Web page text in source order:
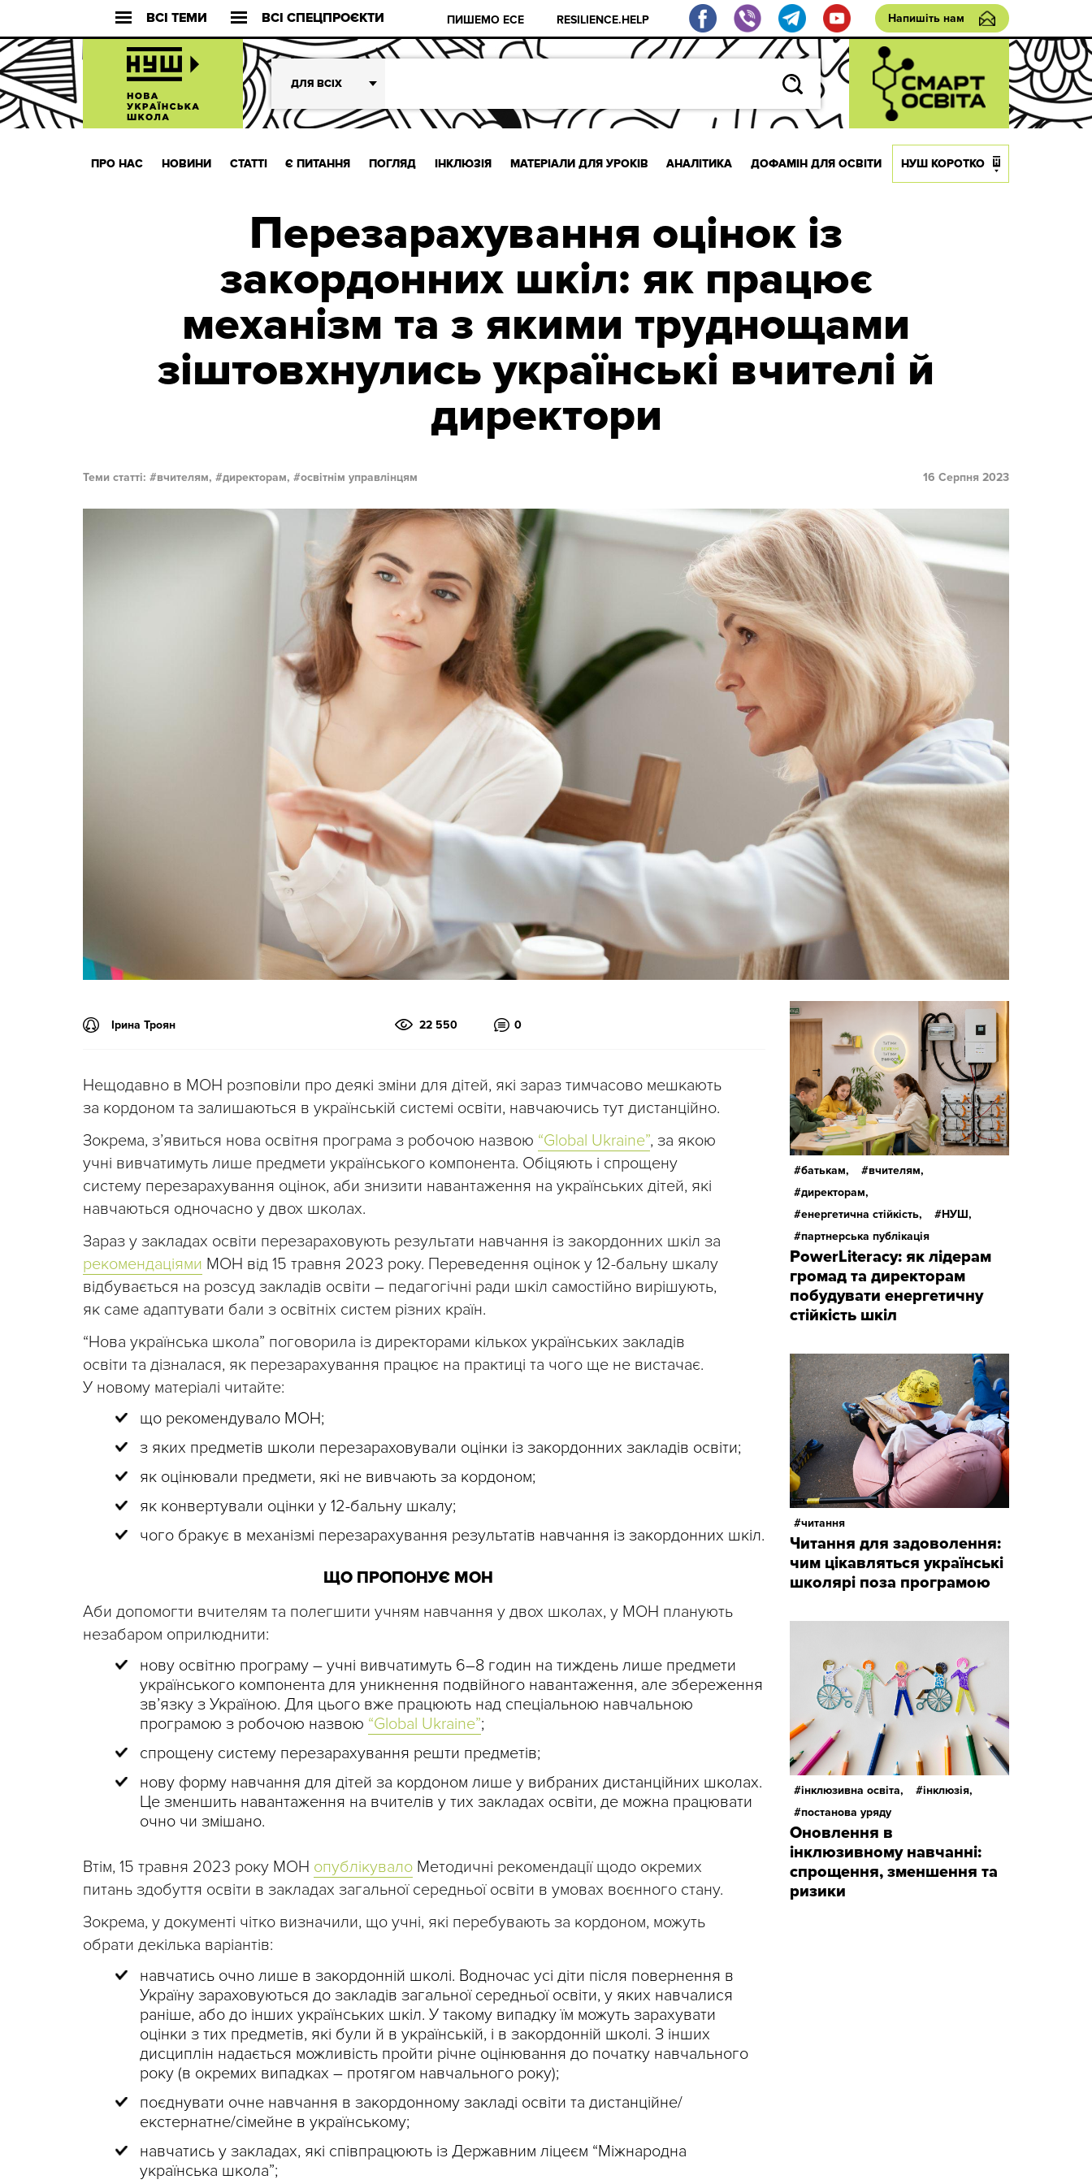
ВСІ ТЕМИ ВСІ СПЕЦПРОЄКТИ ПИШЕМО ЕСЕ RESILIENCE.HELP Напишіть нам
ДЛЯ ВСІХ
ПРО НАС НОВИНИ СТАТТІ Є ПИТАННЯ ПОГЛЯД ІНКЛЮЗІЯ МАТЕРІАЛИ ДЛЯ УРОКІВ АНАЛІТИКА ДОФАМІН ДЛЯ ОСВІТИ НУШ КОРОТКО
Перезарахування оцінок із
закордонних шкіл: як працює
механізм та з якими труднощами
зіштовхнулись українські вчителі й
директори
Теми статті: вчителям, директорам, освітнім управлінцям 16 Серпня 2023
Ірина Троян 22 550 0
Нещодавно в МОН розповіли про деякі зміни для дітей, які зараз тимчасово мешкають
за кордоном та залишаються в українській системі освіти, навчаючись тут дистанційно.
Зокрема, з’явиться нова освітня програма з робочою назвою “Global Ukraine”, за якою
учні вивчатимуть лише предмети українського компонента. Обіцяють і спрощену
систему перезарахування оцінок, аби знизити навантаження на українських дітей, які
навчаються одночасно у двох школах.
Зараз у закладах освіти перезараховують результати навчання із закордонних шкіл за
рекомендаціями МОН від 15 травня 2023 року. Переведення оцінок у 12-бальну шкалу
відбувається на розсуд закладів освіти – педагогічні ради шкіл самостійно вирішують,
як саме адаптувати бали з освітніх систем різних країн.
“Нова українська школа” поговорила із директорами кількох українських закладів
освіти та дізналася, як перезарахування працює на практиці та чого ще не вистачає.
У новому матеріалі читайте:
що рекомендувало МОН;
з яких предметів школи перезараховували оцінки із закордонних закладів освіти;
як оцінювали предмети, які не вивчають за кордоном;
як конвертували оцінки у 12-бальну шкалу;
чого бракує в механізмі перезарахування результатів навчання із закордонних шкіл.
ЩО ПРОПОНУЄ МОН
Аби допомогти вчителям та полегшити учням навчання у двох школах, у МОН планують
незабаром оприлюднити:
нову освітню програму – учні вивчатимуть 6–8 годин на тиждень лише предмети
українського компонента для уникнення подвійного навантаження, але збереження
зв’язку з Україною. Для цього вже працюють над спеціальною навчальною
програмою з робочою назвою “Global Ukraine”;
спрощену систему перезарахування решти предметів;
нову форму навчання для дітей за кордоном лише у вибраних дистанційних школах.
Це зменшить навантаження на вчителів у тих закладах освіти, де можна працювати
очно чи змішано.
Втім, 15 травня 2023 року МОН опублікувало Методичні рекомендації щодо окремих
питань здобуття освіти в закладах загальної середньої освіти в умовах воєнного стану.
Зокрема, у документі чітко визначили, що учні, які перебувають за кордоном, можуть
обрати декілька варіантів:
навчатись очно лише в закордонній школі. Водночас усі діти після повернення в
Україну зараховуються до закладів загальної середньої освіти, у яких навчалися
раніше, або до інших українських шкіл. У такому випадку їм можуть зарахувати
оцінки з тих предметів, які були й в українській, і в закордонній школі. З інших
дисциплін надається можливість пройти річне оцінювання до початку навчального
року (в окремих випадках – протягом навчального року);
поєднувати очне навчання в закордонному закладі освіти та дистанційне/
екстернатне/сімейне в українському;
навчатись у закладах, які співпрацюють із Державним ліцеєм “Міжнародна
українська школа”;
батькам,
вчителям,
директорам,
енергетична стійкість,
НУШ,
партнерська публікація
PowerLiteracy: як лідерам
громад та директорам
побудувати енергетичну
стійкість шкіл
читання
Читання для задоволення:
чим цікавляться українські
школярі поза програмою
інклюзивна освіта,
інклюзія,
постанова уряду
Оновлення в
інклюзивному навчанні:
спрощення, зменшення та
ризики